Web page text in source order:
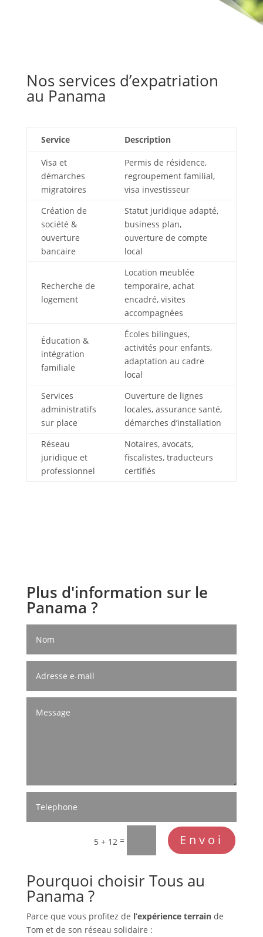
Nos services d’expatriation
au Panama
Service Description
Visa et
démarches
migratoires
Permis de résidence,
regroupement familial,
visa investisseur
Création de
société &
ouverture
bancaire
Statut juridique adapté,
business plan,
ouverture de compte
local
Recherche de
logement
Location meublée
temporaire, achat
encadré, visites
accompagnées
Éducation &
intégration
familiale
Écoles bilingues,
activités pour enfants,
adaptation au cadre
local
Services
administratifs
sur place
Ouverture de lignes
locales, assurance santé,
démarches d’installation
Réseau
juridique et
professionnel
Notaires, avocats,
fiscalistes, traducteurs
certifiés
Plus d'information sur le
Panama ?
5 + 12 = Envoi
Pourquoi choisir Tous au
Panama ?
Parce que vous profitez de l’expérience terrainde
Tom et de son réseau solidaire :